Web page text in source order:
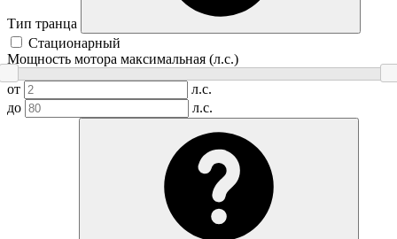
Тип транца
Стационарный
Мощность мотора максимальная (л.с.)
от
л.с.
до
л.с.